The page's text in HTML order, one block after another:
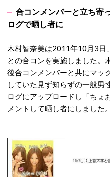
合コンメンバーと立ち寄
ログで晒し者に
木村智奈美は2011年10月3日
との合コンを実施しました。
後合コンメンバーと共にマッ
していた見ず知らずの一般男
ログにアップロードし「ちょ
メントして晒し者にしました